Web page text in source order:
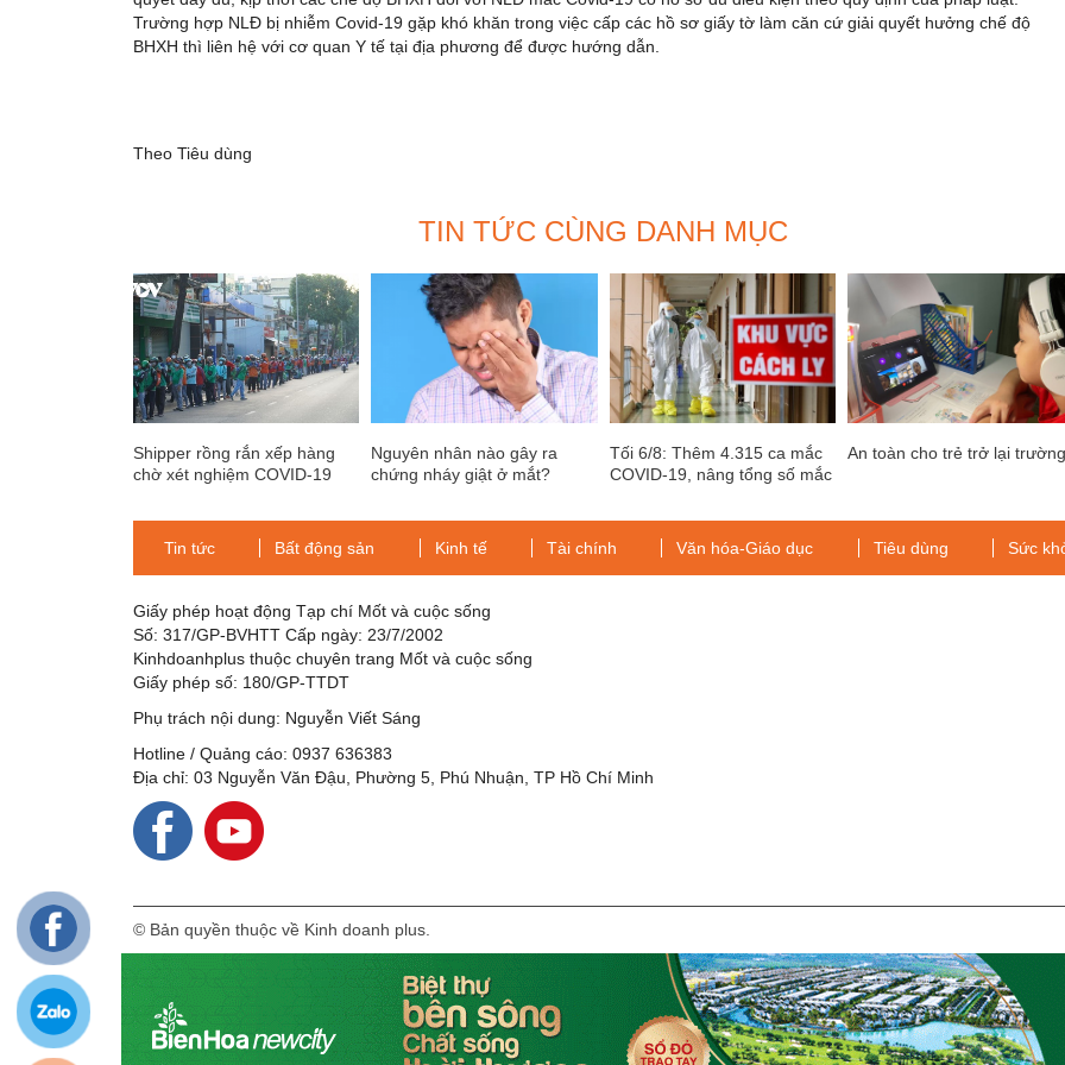
Trường hợp NLĐ bị nhiễm Covid-19 gặp khó khăn trong việc cấp các hồ sơ giấy tờ làm căn cứ giải quyết hưởng chế độ
BHXH thì liên hệ với cơ quan Y tế tại địa phương để được hướng dẫn.
Theo Tiêu dùng
TIN TỨC CÙNG DANH MỤC
Shipper rồng rắn xếp hàng
chờ xét nghiệm COVID-19
Nguyên nhân nào gây ra
chứng nháy giật ở mắt?
Tối 6/8: Thêm 4.315 ca mắc
COVID-19, nâng tổng số mắc
Hà Nội có 116
An toàn cho trẻ trở lại
Tin tức Bất động sản Kinh tế Tài chính Văn hóa-Giáo dục Tiêu dùng Sức
Giấy phép hoạt động Tạp chí Mốt và cuộc sống
Số: 317/GP-BVHTT Cấp ngày: 23/7/2002
Kinhdoanhplus thuộc chuyên trang Mốt và cuộc sống
Giấy phép số: 180/GP-TTDT
Phụ trách nội dung: Nguyễn Viết Sáng
Hotline / Quảng cáo: 0937 636383
Địa chỉ: 03 Nguyễn Văn Đậu, Phường 5, Phú Nhuận, TP Hồ Chí Minh
© Bản quyền thuộc về Kinh doanh plus.